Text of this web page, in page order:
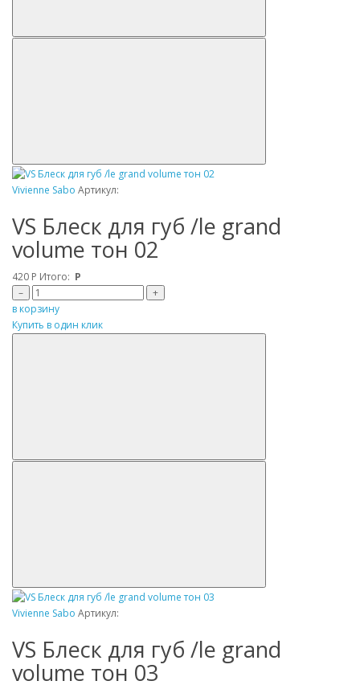
Vivienne Sabo Артикул:
VS Блеск для губ /le grand
volume тон 02
420 Р Итого: Р
–
+
в корзину
Купить в один клик
Vivienne Sabo Артикул:
VS Блеск для губ /le grand
volume тон 03